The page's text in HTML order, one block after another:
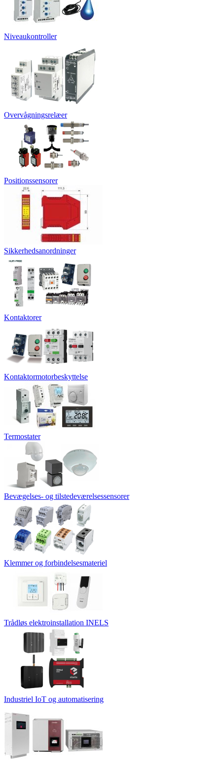
Niveaukontroller
Overvågningsrelæer
Positionssensorer
Sikkerhedsanordninger
Kontaktorer
Kontaktormotorbeskyttelse
Termostater
Bevægelses- og tilstedeværelsessensorer
Klemmer og forbindelsesmateriel
Trådløs elektroinstallation INELS
Industriel IoT og automatisering